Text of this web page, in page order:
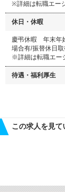
※詳細は転職エー
休日・休暇
慶弔休暇 年末
場合有/振替休日取
※詳細は転職エー
待遇・福利厚生
この求人を見